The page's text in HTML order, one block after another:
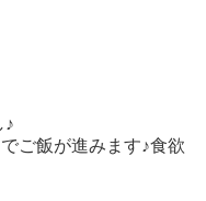
♪
ご飯が進みます♪食欲